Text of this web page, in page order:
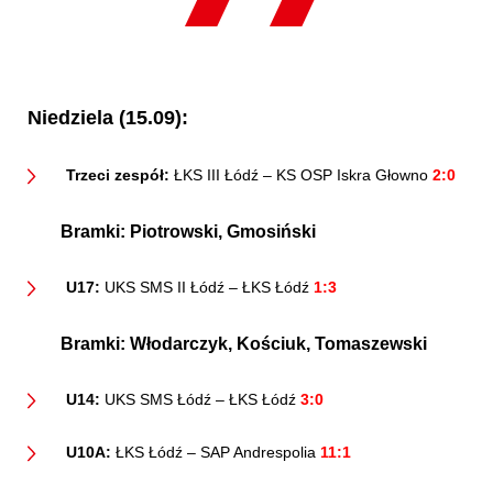
Niedziela (15.09):
Trzeci zespół: ŁKS III Łódź – KS OSP Iskra Głowno 2:0
Bramki: Piotrowski, Gmosiński
U17: UKS SMS II Łódź – ŁKS Łódź 1:3
Bramki: Włodarczyk, Kościuk, Tomaszewski
U14: UKS SMS Łódź – ŁKS Łódź 3:0
U10A: ŁKS Łódź – SAP Andrespolia 11:1